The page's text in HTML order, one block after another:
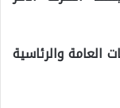
العامة والرئاسية